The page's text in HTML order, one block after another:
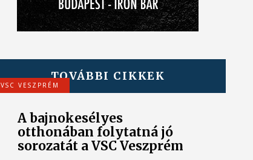
TOVÁBBI CIKKEK
VSC VESZPRÉM
A bajnokesélyes
otthonában folytatná jó
sorozatát a VSC Veszprém